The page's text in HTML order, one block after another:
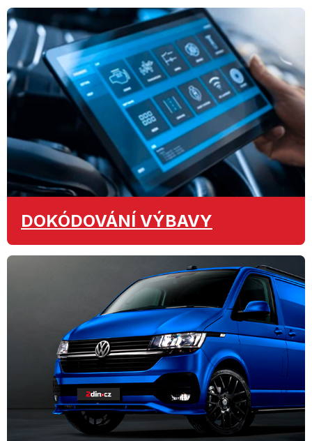
DOKÓDOVÁNÍ VÝBAVY